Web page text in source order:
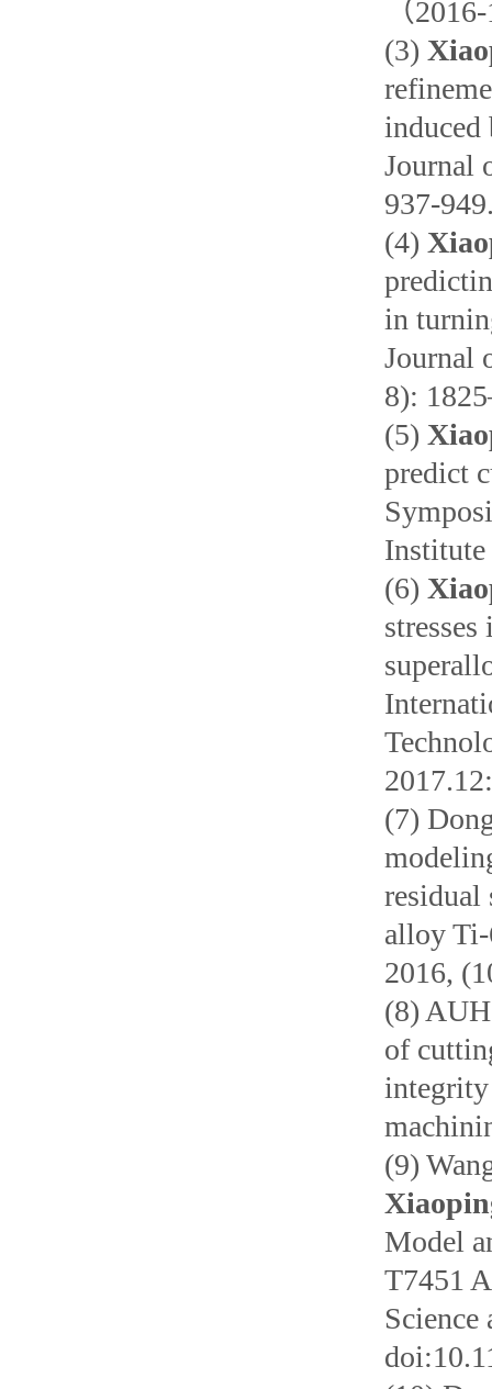
（
(3)
induced
Journal
937-
(4)
in
Journal
8):
(5)
predict
Institute
(6)
(7)
alloy
2016,
(8)
of
integrity
(9)
Model
T7451